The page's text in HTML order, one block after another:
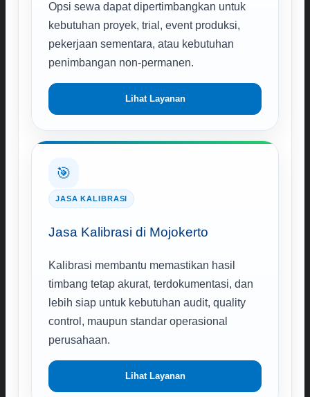
Opsi sewa dapat dipertimbangkan untuk
kebutuhan proyek, trial, event produksi,
pekerjaan sementara, atau kebutuhan
penimbangan non-permanen.
Lihat Layanan
🎯
JASA KALIBRASI
Jasa Kalibrasi di Mojokerto
Kalibrasi membantu memastikan hasil
timbang tetap akurat, terdokumentasi, dan
lebih siap untuk kebutuhan audit, quality
control, maupun standar operasional
perusahaan.
Lihat Layanan